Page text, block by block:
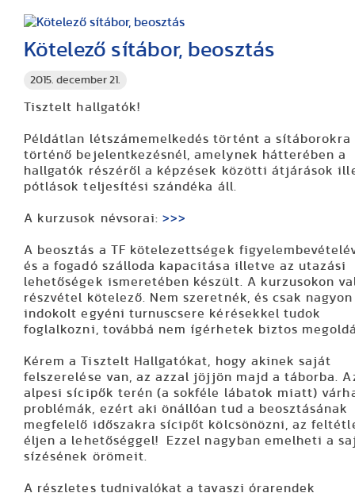
2015. december 21.
Kötelező sítábor, beosztás
Tisztelt hallgatók!
Példátlan létszámemelkedés történt a sítáborokra
történő bejelentkezésnél,
amelynek hátterében a
hallgatók részéről a képzések közötti átjárások
pótlások teljesítési szándéka áll.
A kurzusok névsorai:>>>
A beosztás a TF kötelezettségek
és a fogadó szálloda kapacitása illetve az utazási
lehetőségek ismeretében készült. A kurzusokon
részvétel kötelező. Nem szeretnék, és csak nagyon
indokolt egyéni turnuscsere kérésekkel tudok
foglalkozni, továbbá nem ígérhetek biztos
Kérem a Tisztelt Hallgatókat, hogy akinek saját
felszerelése van, az azzal jöjjön majd a táborba.
alpesi sícipők terén (a sokféle lábatok miatt)
problémák, ezért akiönállóan tud a beosztásának
megfelelő időszakra sícipőt kölcsönözni
, az
éljen a lehetőséggel! Ezzel nagyban emelheti a
sízésének örömeit.
A részletes tudnivalókat a tavaszi órarendek